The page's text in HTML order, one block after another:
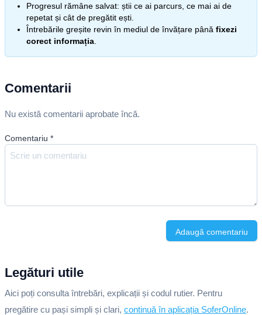
Progresul rămâne salvat: știi ce ai parcurs, ce mai ai de
repetat și cât de pregătit ești.
Întrebările greșite revin în mediul de învățare până fixezi
corect informația
Comentarii
Nu există comentarii aprobate încă.
Comentariu *
Adaugă comentariu
Legături utile
Aici poți consulta întrebări, explicații și codul rutier. Pentru
pregătire cu pași simpli și clari, continuă în aplicația SoferOnline.